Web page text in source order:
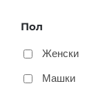
Пол
Женски
Машки